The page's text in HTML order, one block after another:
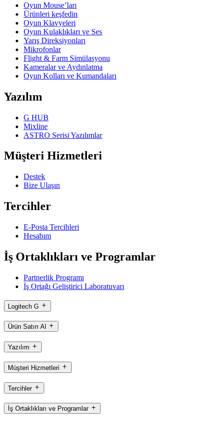
Oyun Mouse’ları
Ürünleri keşfedin
Oyun Klavyeleri
Oyun Kulaklıkları ve Ses
Yarış Direksiyonları
Mikrofonlar
Flight & Farm Simülasyonu
Kameralar ve Aydınlatma
Oyun Kolları ve Kumandaları
Yazılım
G HUB
Mixline
ASTRO Serisi Yazılımlar
Müşteri Hizmetleri
Destek
Bize Ulaşın
Tercihler
E-Posta Tercihleri
Hesabım
İş Ortaklıkları ve Programlar
Partnerlik Programı
İş Ortağı Geliştirici Laboratuvarı
Logitech G
Ürün Satın Al
Yazılım
Müşteri Hizmetleri
Tercihler
İş Ortaklıkları ve Programlar